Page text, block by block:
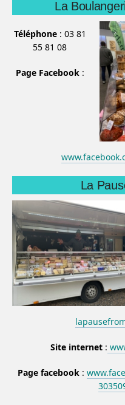
La
Téléphone: 03 81
55 81 08
Page Facebook:
La
Site internet:
Page facebook :